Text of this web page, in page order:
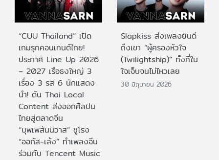
“CUU Thailand” เปิด
เกมรุกคอนเทนต์ไทย!
ประกาศ Line Up 2026
– 2027 เรือธงใหญ่ 3
เรื่อง 3 รส 6 นักแสดง
นำ! ดัน Thai Local
Content ส่งออกศิลปิน
ไทยสู่ตลาดจีน
“บุพเพสันนิวาส” ชูโรง
“ออกัส-เล้ง” ทำเพลงจีน
ร่วมกับ Tencent Music
Slapkiss ส่งเพลงยินดี
ถึงเขา “ผู้ครองหัวใจ
(Twilightship)” ทั้งที่ใน
ใจเจ็บจนไม่ไหวเลย
30 มิถุนายน 2026